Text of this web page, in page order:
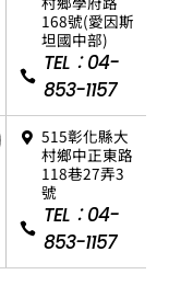
168號(愛因斯
坦國中部)
TEL：04-
853-1157
515彰化縣大
村鄉中正東路
118巷27弄3
號
TEL：04-
853-1157